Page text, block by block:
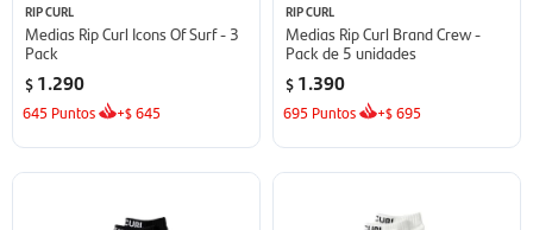
RIP CURL
Medias Rip Curl Icons Of Surf - 3
Pack
$ 1.290
645 Puntos +$645
RIP CURL
Medias Rip Curl Brand Crew -
Pack de 5 unidades
$ 1.390
695 Puntos +$695